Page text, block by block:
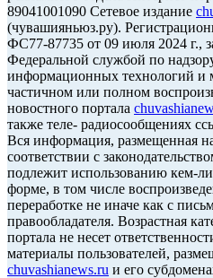
89041001090 Сетевое издание
(чувашияньюз.ру).
ФС77-87735 от 09 июля 2024 г.,
Федеральной службой по
информационных технологий
частичном или полном
новостного портала
также теле- радиосообщениях
Вся информация, размещенная
соответствии с
подлежит использованию кем-
форме, в том числе
переработке не иначе как с
правообладателя. Возрастная
портала не несет
материалы пользователей,
chuvashianews.ru и его